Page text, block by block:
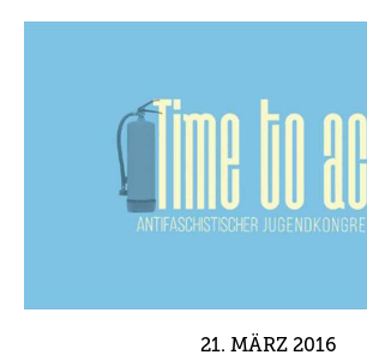
21. MÄRZ 2016